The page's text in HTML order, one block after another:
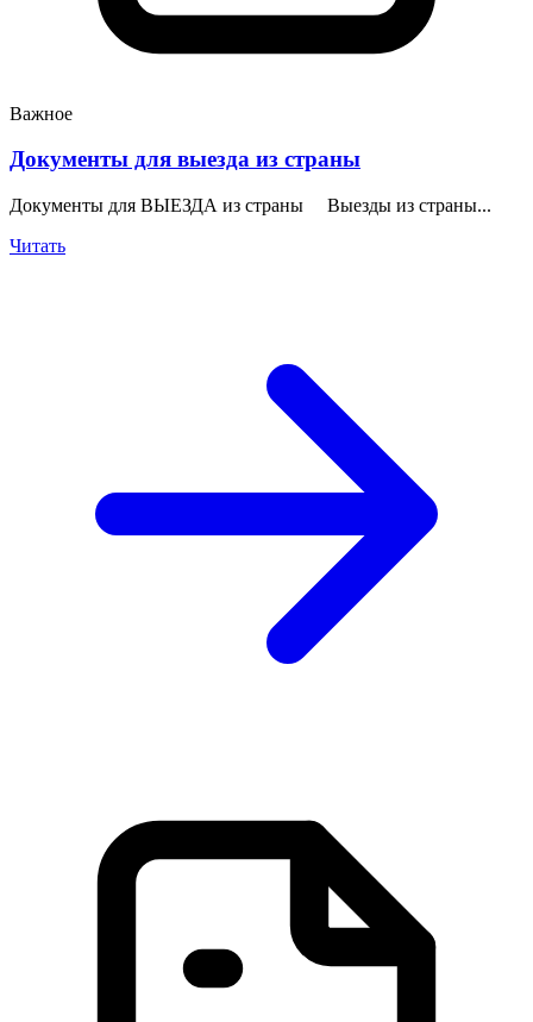
Важное
Документы для выезда из страны
Документы для ВЫЕЗДА из страны Выезды из страны...
Читать